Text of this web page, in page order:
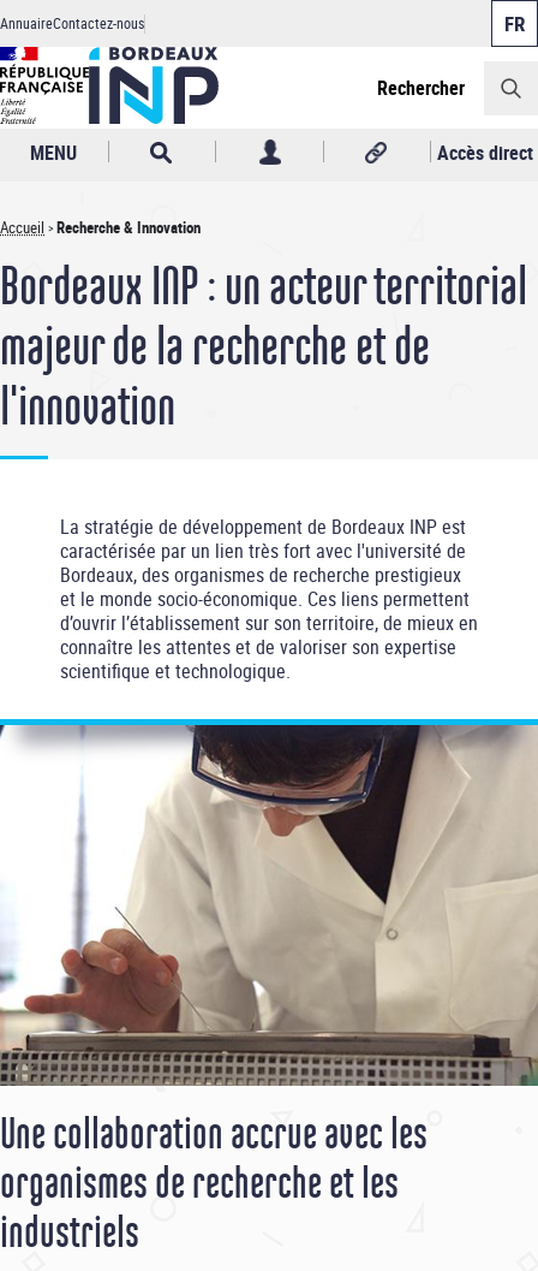
Aller
au
contenu
principal
Header
AnnuaireContactez-nous
Rechercher
MENU Accès direct
Fil
d'Ariane
Accueil Recherche & Innovation
Bordeaux INP : un acteur territorial
majeur de la recherche et de
l'innovation
La stratégie de développement de Bordeaux INP est
caractérisée par un lien très fort avec l'université de
Bordeaux, des organismes de recherche prestigieux
et le monde socio-économique. Ces liens permettent
d’ouvrir l’établissement sur son territoire, de mieux en
connaître les attentes et de valoriser son expertise
scientifique et technologique.
Une collaboration accrue avec les
organismes de recherche et les
industriels
Panneau de gestion des cookies